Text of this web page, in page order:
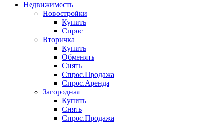
Недвижимость
Новостройки
Купить
Спрос
Вторичка
Купить
Обменять
Снять
Спрос.Продажа
Спрос.Аренда
Загородная
Купить
Снять
Спрос.Продажа